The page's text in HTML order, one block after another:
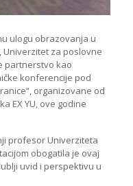
ulogu obrazovanja u
za poslovne
partnerstvo kao
konferencije pod
organizovane od
EX YU, ove godine
profesor Univerziteta
obogatila je ovaj
uvid i perspektivu u